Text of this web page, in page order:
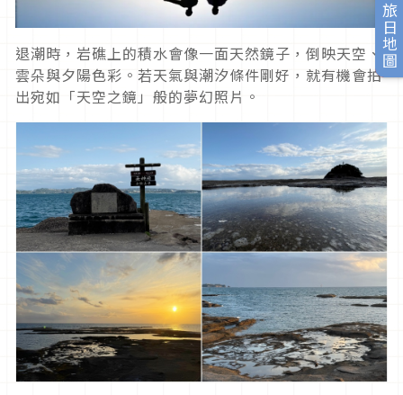
旅日地圖
退潮時，岩礁上的積水會像一面天然鏡子，倒映天空、
雲朵與夕陽色彩。若天氣與潮汐條件剛好，就有機會拍
出宛如「天空之鏡」般的夢幻照片。